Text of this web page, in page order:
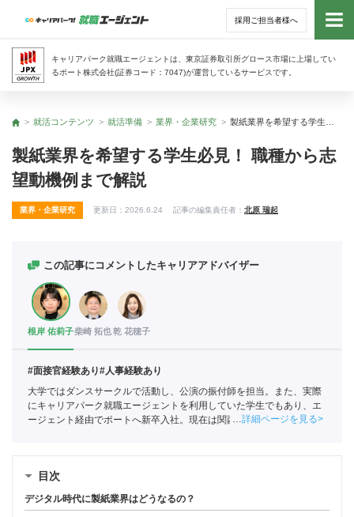
採用ご担当者様へ
キャリアパーク就職エージェントは、東京証券取引所グロース市場に上場してい
るポート株式会社(証券コード：7047)が運営しているサービスです。
トッ
トップ
就活コンテンツ 就活準備 業界・企業研究
製紙業界を希望する学生必見！ 職種から志
望動機例まで解説
業界・企業研究 更新日： 2026.6.24 記事の編集責任者： 北原 瑞起
この記事にコメントしたキャリアアドバイザー
根岸 佑莉子柴崎 拓也乾 花穂子
#面接官経験あり#人事経験あり
大学ではダンスサークルで活動し、公演の振付師を担当。また、実際
にキャリアパーク就職エージェントを利用していた学生でもあり、エ
ージェント経由でポートへ新卒入社。現在は関西の学生への支援を中
詳細ページを見る
目次
デジタル時代に製紙業界はどうなるの？